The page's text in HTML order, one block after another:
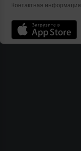
Контактная информация